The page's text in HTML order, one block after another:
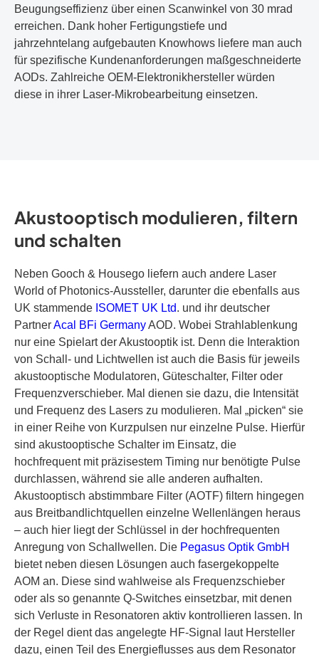
Beugungseffizienz über einen Scanwinkel von 30 mrad
erreichen. Dank hoher Fertigungstiefe und
jahrzehntelang aufgebauten Knowhows liefere man auch
für spezifische Kundenanforderungen maßgeschneiderte
AODs. Zahlreiche OEM-Elektronikhersteller würden
diese in ihrer Laser-Mikrobearbeitung einsetzen.
Akustooptisch modulieren, filtern
und schalten
Neben Gooch & Housego liefern auch andere Laser
World of Photonics-Aussteller, darunter die ebenfalls aus
UK stammende ISOMET UK Ltd. und ihr deutscher
PartnerAcal BFi GermanyAOD. Wobei Strahlablenkung
nur eine Spielart der Akustooptik ist. Denn die Interaktion
von Schall- und Lichtwellen ist auch die Basis für jeweils
akustooptische Modulatoren, Güteschalter, Filter oder
Frequenzverschieber. Mal dienen sie dazu, die Intensität
und Frequenz des Lasers zu modulieren. Mal „picken“ sie
in einer Reihe von Kurzpulsen nur einzelne Pulse. Hierfür
sind akustooptische Schalter im Einsatz, die
hochfrequent mit präzisestem Timing nur benötigte Pulse
durchlassen, während sie alle anderen aufhalten.
Akustooptisch abstimmbare Filter (AOTF) filtern hingegen
aus Breitbandlichtquellen einzelne Wellenlängen heraus
– auch hier liegt der Schlüssel in der hochfrequenten
Anregung von Schallwellen. Die Pegasus Optik GmbH
bietet neben diesen Lösungen auch fasergekoppelte
AOM an. Diese sind wahlweise als Frequenzschieber
oder als so genannte Q-Switches einsetzbar, mit denen
sich Verluste in Resonatoren aktiv kontrollieren lassen. In
der Regel dient das angelegte HF-Signal laut Hersteller
dazu, einen Teil des Energieflusses aus dem Resonator